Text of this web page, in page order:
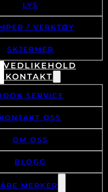
LYS
/ VERKTØY
SKJERMER
VEDLIKEHOLD
KONTAKT
SERVICE
OSS
OM OSS
BLOGG
MERKER